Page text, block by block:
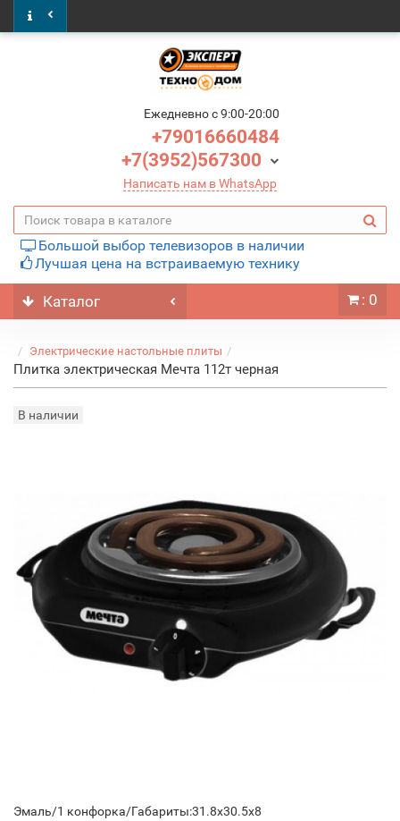
Ежедневно c 9:00-20:00
+79016660484
+7(3952)567300
Написать нам в WhatsApp
Большой выбор телевизоров в наличии
Лучшая цена на встраиваемую технику
Каталог : 0
Электрические настольные плиты
Плитка электрическая Мечта 112т черная
В наличии
Эмаль/1 конфорка/Габариты:31.8x30.5x8